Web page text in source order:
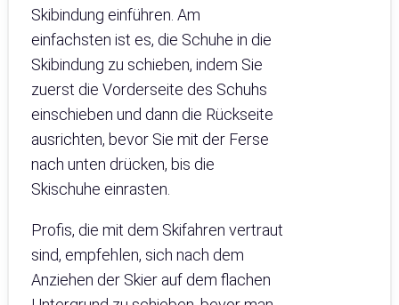
Skibindung einführen. Am
einfachsten ist es, die Schuhe in die
Skibindung zu schieben, indem Sie
zuerst die Vorderseite des Schuhs
einschieben und dann die Rückseite
ausrichten, bevor Sie mit der Ferse
nach unten drücken, bis die
Skischuhe einrasten.
Profis, die mit dem Skifahren vertraut
sind, empfehlen, sich nach dem
Anziehen der Skier auf dem flachen